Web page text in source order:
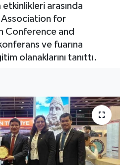
arasında
for
Conference and
ve fuarına
olanaklarını tanıttı.